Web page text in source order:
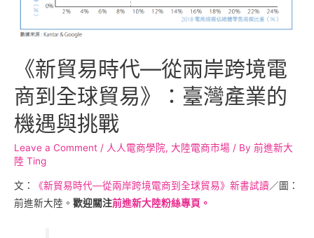
《新貿易時代—從兩岸跨境電
商到全球貿易》：臺灣產業的
機遇與挑戰
Leave a Comment / 人人電商學院, 大陸電商市場 / By 前進新大
陸 Ting
文： 《新貿易時代—從兩岸跨境電商到全球貿易》新書試讀／圖：
前進新大陸。 歡迎關注前進新大陸粉絲專頁。